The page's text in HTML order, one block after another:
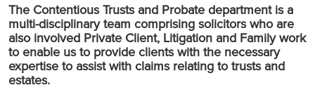
The Contentious Trusts and Probate department is a
multi-disciplinary team comprising solicitors who are
also involved Private Client, Litigation and Family work
to enable us to provide clients with the necessary
expertise to assist with claims relating to trusts and
estates.